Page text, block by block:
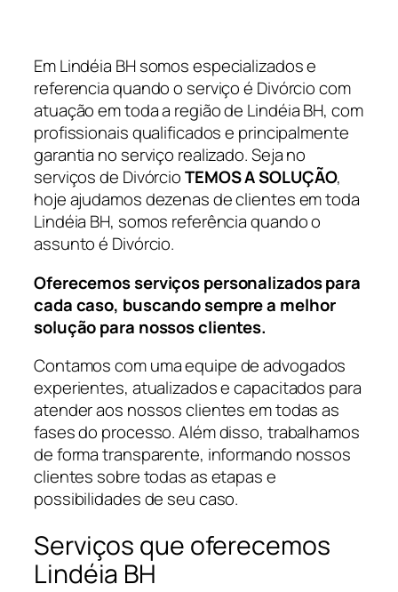
Em Lindéia BH somos especializados e
referencia quando o serviço é Divórcio com
atuação em toda a região de Lindéia BH, com
profissionais qualificados e principalmente
garantia no serviço realizado. Seja no
serviços de DivórcioTEMOS A SOLUÇÃO,
hoje ajudamos dezenas de clientes em toda
Lindéia BH, somos referência quando o
assunto é Divórcio.
Oferecemos serviços personalizados para
cada caso, buscando sempre a melhor
solução para nossos clientes.
Contamos com uma equipe de advogados
experientes, atualizados e capacitados para
atender aos nossos clientes em todas as
fases do processo. Além disso, trabalhamos
de forma transparente, informando nossos
clientes sobre todas as etapas e
possibilidades de seu caso.
Serviços que oferecemos
Lindéia BH